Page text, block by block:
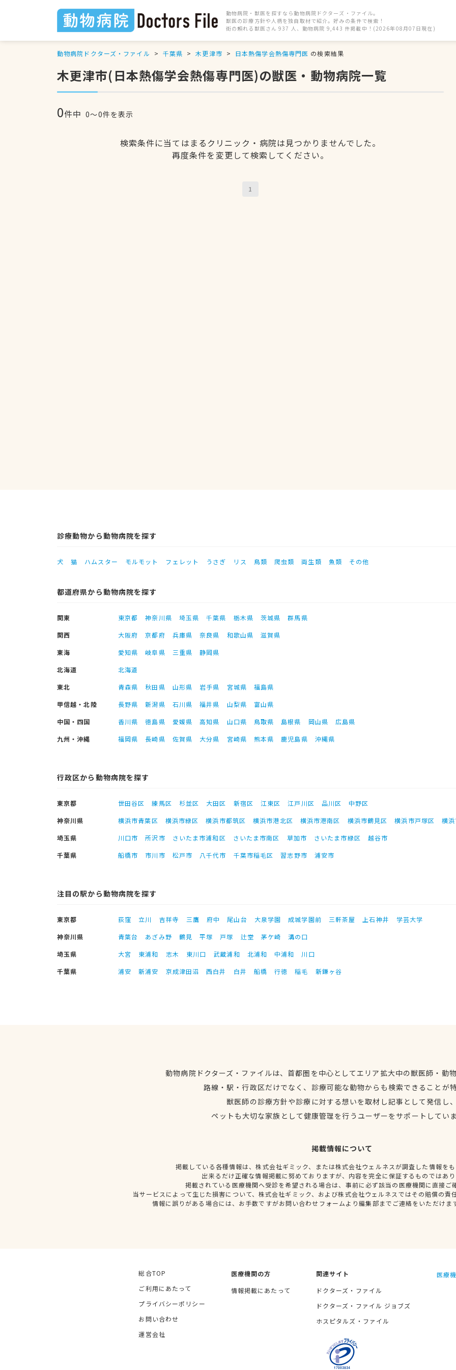
動物病院・獣医を探すなら動物病院ドクターズ・ファイル。
獣医の診療方針や人柄を独自取材で紹介。好みの条件で検索！
街の頼れる獣医さん 937 人、動物病院 9,443 件掲載中！(2026年08月07日現在)
動物病院ドクターズ・ファイル 千葉県 木更津市 日本熱傷学会熱傷専門医 の検索結果
木更津市(日本熱傷学会熱傷専門医)の獣医・動物病院一覧
0件中 0〜0件を表示
検索条件に当てはまるクリニック・病院は見つかりませんでした。
再度条件を変更して検索してください。
1
診療動物から動物病院を探す
犬 猫 ハムスター モルモット フェレット うさぎ リス 鳥類 爬虫類 両生類 魚類 その他
都道府県から動物病院を探す
関東 東京都 神奈川県 埼玉県 千葉県 栃木県 茨城県
群馬県
関西
大阪府 京都府 兵庫県 奈良県 和歌山県
滋賀県
東海
愛知県 岐阜県 三重県
静岡県
北海道
北海道
東北
青森県 秋田県 山形県 岩手県 宮城県
福島県
甲信越・北陸
長野県 新潟県 石川県 福井県 山梨県
富山県
中国・四国
香川県 徳島県 愛媛県 高知県 山口県 鳥取県 島根県 岡山県
広島県
九州・沖縄
福岡県 長崎県 佐賀県 大分県 宮崎県 熊本県 鹿児島県 沖縄県
行政区から動物病院を探す
東京都 世田谷区 練馬区 杉並区 大田区 新宿区 江東区 江戸川区 品川区
中野区
神奈川県
横浜市青葉区 横浜市緑区 横浜市都筑区 横浜市港北区 横浜市港南区 横浜市鶴見区 横浜市戸塚区
横
埼玉県
川口市 所沢市 さいたま市浦和区 さいたま市南区 草加市 さいたま市緑区
越谷市
千葉県
船橋市 市川市 松戸市 八千代市 千葉市稲毛区 習志野市 浦安市
注目の駅から動物病院を探す
東京都 荻窪 立川 吉祥寺 三鷹 府中 尾山台 大泉学園 成城学園前 三軒茶屋 上石神井
学芸大学
神奈川県
青葉台 あざみ野 鶴見 平塚 戸塚 辻堂 茅ケ崎
溝の口
埼玉県
大宮 東浦和 志木 東川口 武蔵浦和 北浦和 中浦和
川口
千葉県
浦安 新浦安 京成津田沼 西白井 白井 船橋 行徳 稲毛 新鎌ヶ谷
動物病院ドクターズ・ファイルは、首都圏を中心としてエリア拡大中の獣医師・動
路線・駅・行政区だけでなく、診療可能な動物からも検索できることが
獣医師の診療方針や診療に対する想いを取材し記事として発信し
ペットも大切な家族として健康管理を行うユーザーをサポートしてい
掲載情報について
掲載している各種情報は、株式会社ギミック、または株式会社ウェルネスが調査した情報を
出来るだけ正確な情報掲載に努めておりますが、内容を完全に保証するものではあ
掲載されている医療機関へ受診を希望される場合は、事前に必ず該当の医療機関に直接ご
当サービスによって生じた損害について、株式会社ギミック、および株式会社ウェルネスではその賠償の責
情報に誤りがある場合には、お手数ですがお問い合わせフォームより編集部までご連絡をいただけま
総合TOP
ご利用にあたって
プライバシーポリシー
お問い合わせ
運営会社
医療機関の方
情報掲載にあたって
関連サイト
ドクターズ・ファイル
ドクターズ・ファイル ジョブズ
ホスピタルズ・ファイル
医療